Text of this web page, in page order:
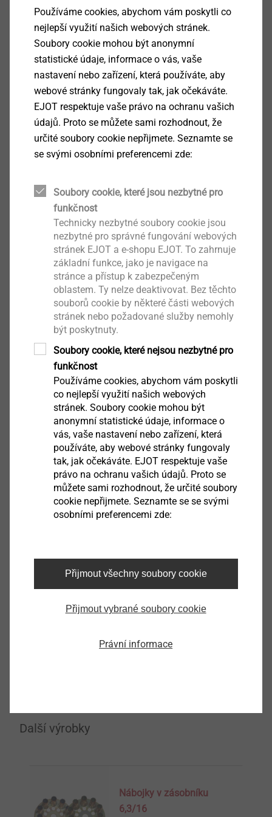
Applications
Pro upevnění ocelových plechů na ocelové
konstrukce ≥ 6mm
Upevnění kazet na ocelové sloupy ≥ 6 mm
Vlastnosti
Automatický posuv hřebů a nábojů
Zásobník hřebů na přístroji
Technické údaje
Hmotnost se zásobníkem: 4,23 kg
Energie rázu: 520 J
Nábojky: 6,3/16 (černá, červená, modrá)
Rozměry: v 277 mm / d 363 mm / š 77 mm
Obsah dodávky:
1 vstřelovací přístroj
1 olej na čištění 35 ml
1 ochranné brýle
1 sada pro čištění
1 návod k použití
1 transportní kufr
Ke stažení
Angličtina
ETA-08/0040.pdf 1 MB
Product data sheet.pdf 179 KB
Němčina
vstřelovací přístroj P 560
Specifications
Další výrobky
Nábojky v zásobníku
6,3/16
Používáme cookies, abychom vám poskytli co
nejlepší využití našich webových stránek.
Soubory cookie mohou být anonymní
statistické údaje, informace o vás, vaše
nastavení nebo zařízení, která používáte, aby
webové stránky fungovaly tak, jak očekáváte.
EJOT respektuje vaše právo na ochranu vašich
údajů. Proto se můžete sami rozhodnout, že
určité soubory cookie nepřijmete. Seznamte se
se svými osobními preferencemi zde:
Soubory cookie, které jsou nezbytné pro
funkčnost
Technicky nezbytné soubory cookie jsou
nezbytné pro správné fungování webových
stránek EJOT a e-shopu EJOT. To zahrnuje
základní funkce, jako je navigace na
stránce a přístup k zabezpečeným
oblastem. Ty nelze deaktivovat. Bez těchto
souborů cookie by některé části webových
stránek nebo požadované služby nemohly
být poskytnuty.
Soubory cookie, které nejsou nezbytné pro
funkčnost
Používáme cookies, abychom vám poskytli
co nejlepší využití našich webových
stránek. Soubory cookie mohou být
anonymní statistické údaje, informace o
vás, vaše nastavení nebo zařízení, která
používáte, aby webové stránky fungovaly
tak, jak očekáváte. EJOT respektuje vaše
právo na ochranu vašich údajů. Proto se
můžete sami rozhodnout, že určité soubory
cookie nepřijmete. Seznamte se se svými
osobními preferencemi zde:
Přijmout všechny soubory cookie
Přijmout vybrané soubory cookie
Právní informace